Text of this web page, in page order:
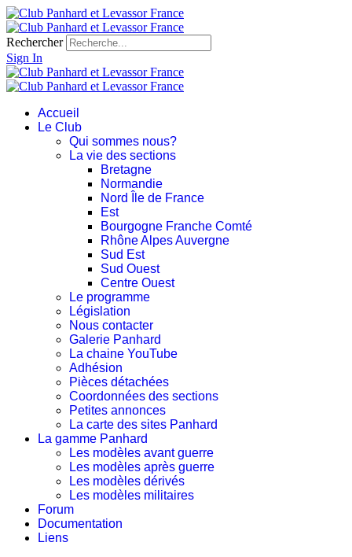
Rechercher
Sign In
Accueil
Le Club
Qui sommes nous?
La vie des sections
Bretagne
Normandie
Nord Île de France
Est
Bourgogne Franche Comté
Rhône Alpes Auvergne
Sud Est
Sud Ouest
Centre Ouest
Le programme
Législation
Nous contacter
Galerie Panhard
La chaine YouTube
Adhésion
Pièces détachées
Coordonnées des sections
Petites annonces
La carte des sites Panhard
La gamme Panhard
Les modèles avant guerre
Les modèles après guerre
Les modèles dérivés
Les modèles militaires
Forum
Documentation
Liens